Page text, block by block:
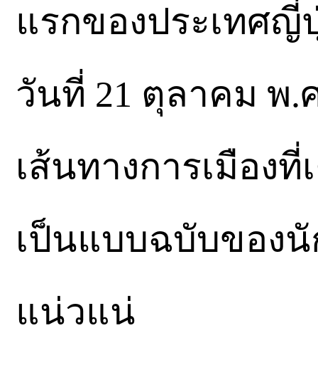
แรกของประเทศญี่
วันที่ 21 ตุลาคม พ.
เส้นทางการเมือง
เป็นแบบฉบับของ
แน่วแน่